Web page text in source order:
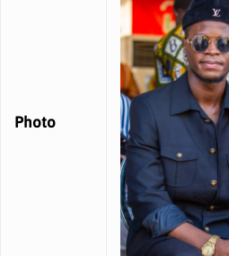
Photo